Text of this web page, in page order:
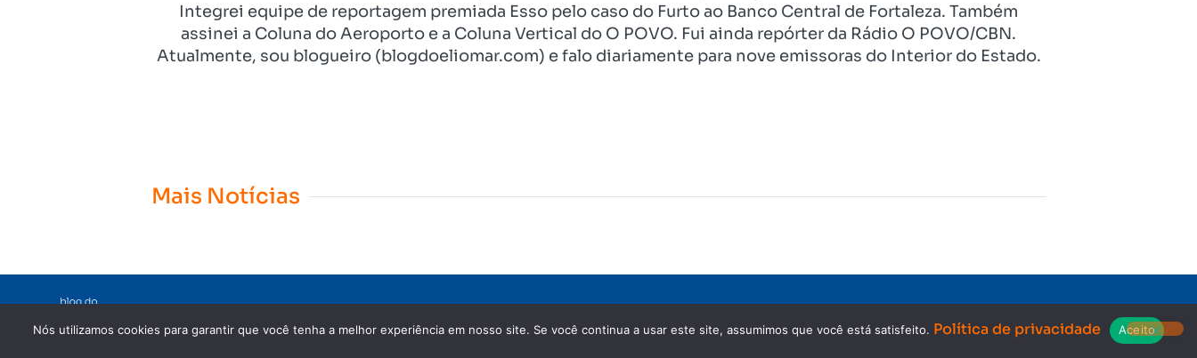
Integrei equipe de reportagem premiada Esso pelo caso do Furto ao Banco Central de Fortaleza. Também
assinei a Coluna do Aeroporto e a Coluna Vertical do O POVO. Fui ainda repórter da Rádio O POVO/CBN.
Atualmente, sou blogueiro (blogdoeliomar.com) e falo diariamente para nove emissoras do Interior do Estado.
Mais Notícias
Copyright © 2023. Todos os direitos reservados.
Nós utilizamos cookies para garantir que você tenha a melhor experiência em nosso site. Se você continua a usar este site, assumimos que você está satisfeito. Política de privacidade Aceito